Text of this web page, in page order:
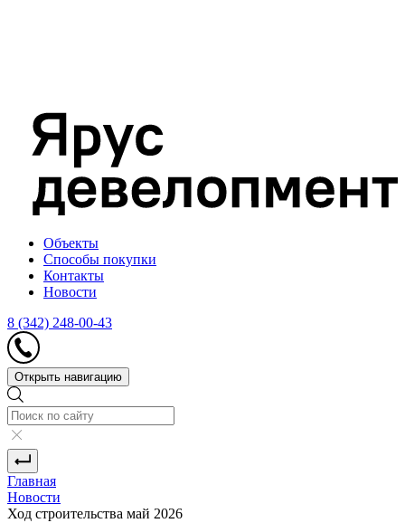
Объекты
Способы покупки
Контакты
Новости
8 (342) 248-00-43
Открыть навигацию
Главная
Новости
Ход строительства май 2026